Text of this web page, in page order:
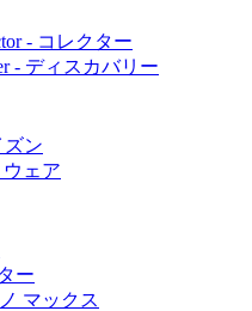
- コレクター
- ディスカバリー
ズン
ェア
ー
マックス